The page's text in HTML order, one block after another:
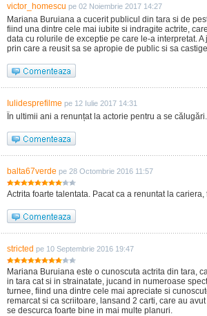
victor_homescu pe 02 Noiembrie 2017 14:27
Mariana Buruiana a cucerit publicul din tara si de
fiind una dintre cele mai iubite si indragite actrite,
data cu rolurile de exceptie pe care le-a interpretat.
prin care a reusit sa se apropie de public si sa
Iulidesprefilme pe 12 Iulie 2017 14:31
În ultimii ani a renunțat la actorie pentru a se
balta67verde pe 28 Octombrie 2016 11:57
Actrita foarte talentata. Pacat ca a renuntat la cariera,
stricted pe 10 Septembrie 2016 19:47
Mariana Buruiana este o cunoscuta actrita din tara,
in tara cat si in strainatate, jucand in numeroase
turnee, fiind una dintre cele mai apreciate si
remarcat si ca scriitoare, lansand 2 carti, care au
se descurca foarte bine in mai multe planuri.